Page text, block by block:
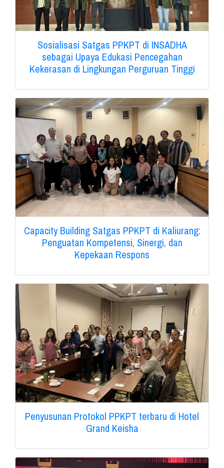
Sosialisasi Satgas PPKPT di INSADHA
sebagai Upaya Edukasi Pencegahan
Kekerasan di Lingkungan Perguruan Tinggi
Capacity Building Satgas PPKPT di Kaliurang:
Penguatan Kompetensi, Sinergi, dan
Kepekaan Respons
Penyusunan Protokol PPKPT terbaru di Hotel
Grand Keisha